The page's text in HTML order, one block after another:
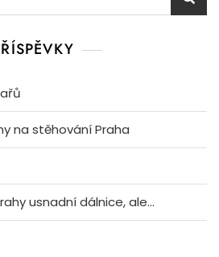
na stěhování Praha
usnadní dálnice, ale…